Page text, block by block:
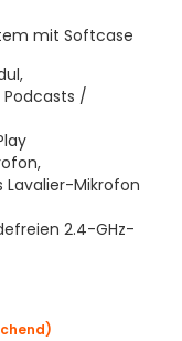
mit Softcase
/
Mikrofon
2.4-GHz-